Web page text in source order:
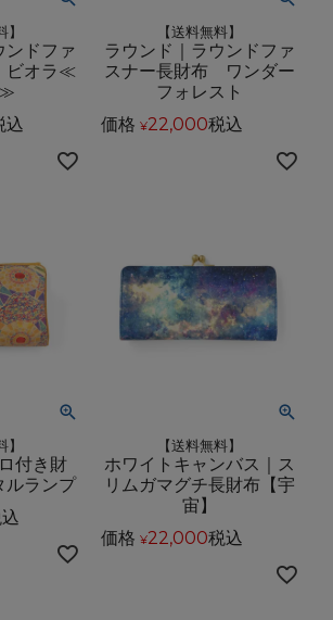
】
ンドファ
ビオラ≪
≫
込
【送料無料】
ラウンド｜ラウンドファ
スナー長財布 ワンダー
フォレスト
価格 ¥22,000税込
】
付き財
ランプ
【送料無料】
ホワイトキャンバス｜ス
リムガマグチ長財布【宇
宙】
価格 ¥22,000税込